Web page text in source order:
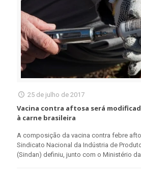
25 de julho de 2017
Vacina contra aftosa será
à carne brasileira
A composição da vacina contra febre
Sindicato Nacional da Indústria de
(Sindan) definiu, junto com o Ministério da